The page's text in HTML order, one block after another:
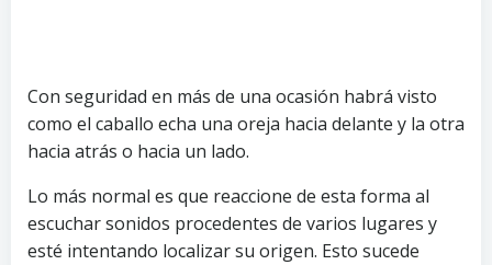
Con seguridad en más de una ocasión habrá visto
como el caballo echa una oreja hacia delante y la otra
hacia atrás o hacia un lado.
Lo más normal es que reaccione de esta forma al
escuchar sonidos procedentes de varios lugares y
esté intentando localizar su origen. Esto sucede